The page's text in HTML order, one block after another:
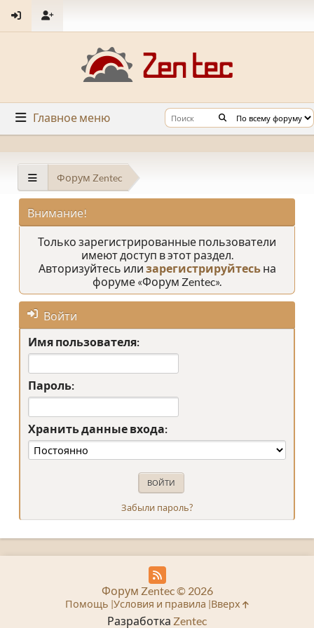
Главное меню
Форум Zentec
Внимание!
Только зарегистрированные пользователи
имеют доступ в этот раздел.
Авторизуйтесь или зарегистрируйтесьна
форуме «Форум Zentec».
Войти
Имя пользователя:
Пароль:
Хранить данные входа:
Забыли пароль?
Разработка Zentec
Форум Zentec © 2026
Помощь Условия и правила Вверх